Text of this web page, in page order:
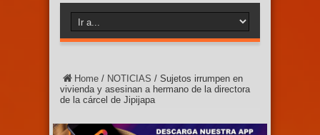
Home / NOTICIAS / Sujetos irrumpen en
vivienda y asesinan a hermano de la directora
de la cárcel de Jipijapa